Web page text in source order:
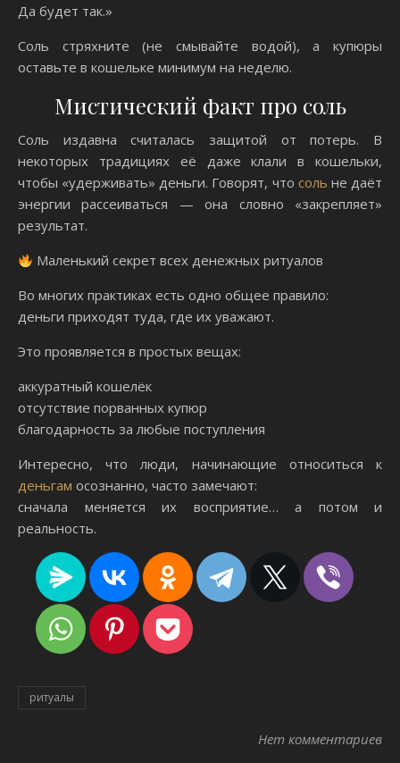
Да будет так.»
Соль стряхните (не смывайте водой), а купюры
оставьте в кошельке минимум на неделю.
Мистический факт про соль
Соль издавна считалась защитой от потерь. В
некоторых традициях её даже клали в кошельки,
чтобы «удерживать» деньги. Говорят, что соль не даёт
энергии рассеиваться — она словно «закрепляет»
результат.
Маленький секрет всех денежных ритуалов
Во многих практиках есть одно общее правило:
деньги приходят туда, где их уважают.
Это проявляется в простых вещах:
аккуратный кошелёк
отсутствие порванных купюр
благодарность за любые поступления
Интересно, что люди, начинающие относиться к
деньгам осознанно, часто замечают:
сначала меняется их восприятие… а потом и
реальность.
ритуалы
Нет комментариев